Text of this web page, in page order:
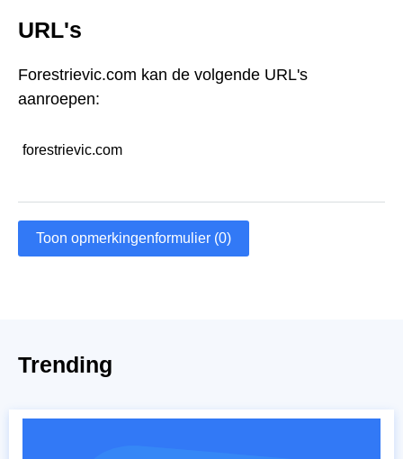
URL's
Forestrievic.com kan de volgende URL's
aanroepen:
forestrievic.com
Toon opmerkingenformulier (0)
Trending